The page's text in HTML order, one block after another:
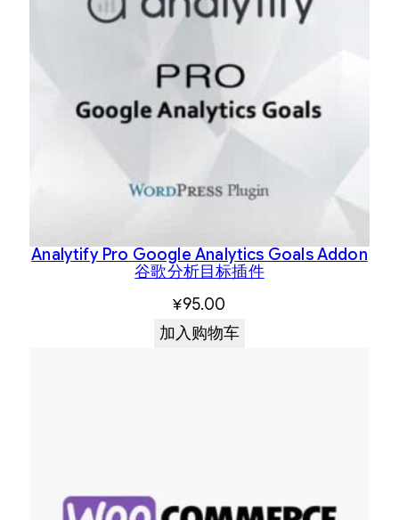
Analytify Pro Google Analytics Goals Addon
谷歌分析目标插件
¥95.00
加入购物车